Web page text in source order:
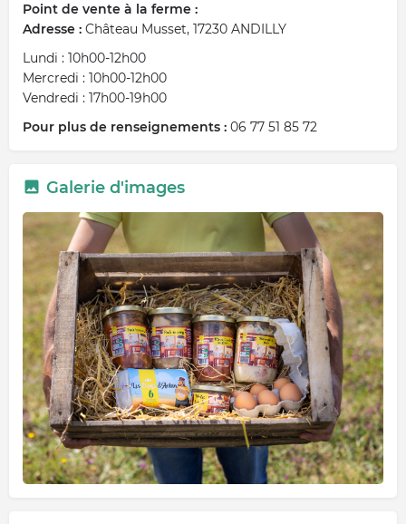
Point de vente à la ferme :
Adresse : Château Musset, 17230 ANDILLY
Lundi : 10h00-12h00
Mercredi : 10h00-12h00
Vendredi : 17h00-19h00
Pour plus de renseignements : 06 77 51 85 72
Galerie d'images